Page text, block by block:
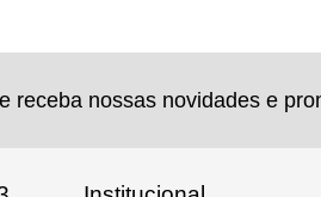
receba nossas novidades e